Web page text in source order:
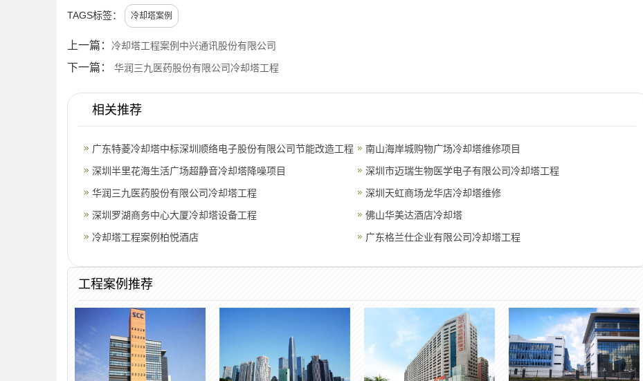
TAGS标签： 冷却塔案例
上一篇： 冷却塔工程案例中兴通讯股份有限公司
下一篇： 华润三九医药股份有限公司冷却塔工程
相关推荐
广东特菱冷却塔中标深圳顺络电子股份有限公司节能改造工程
南山海岸城购物广场冷却塔维修项目
深圳半里花海生活广场超静音冷却塔降噪项目
深圳市迈瑞生物医学电子有限公司冷却塔工程
华润三九医药股份有限公司冷却塔工程
深圳天虹商场龙华店冷却塔维修
深圳罗湖商务中心大厦冷却塔设备工程
佛山华美达酒店冷却塔
冷却塔工程案例柏悦酒店
广东格兰仕企业有限公司冷却塔工程
工程案例推荐